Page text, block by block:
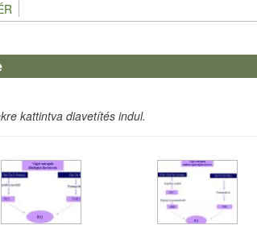
kattintva diavetítés indul.